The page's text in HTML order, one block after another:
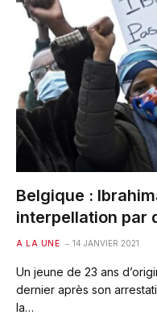
Belgique :
interpellation par
A LA UNE 14 JANVIER 2021
Un jeune de 23 ans
dernier après son
la…